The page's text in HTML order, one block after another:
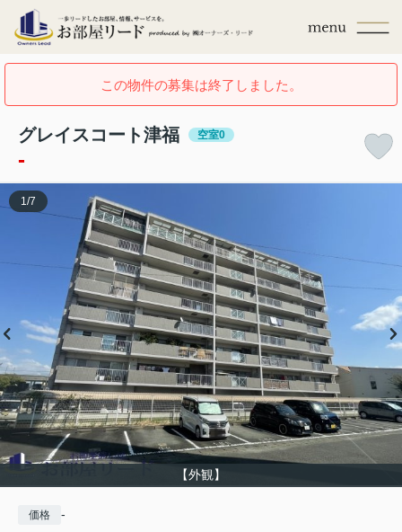
この物件の募集は終了しました。
グレイスコート津福 空室0
-
【外観】
1 /7
価格 -